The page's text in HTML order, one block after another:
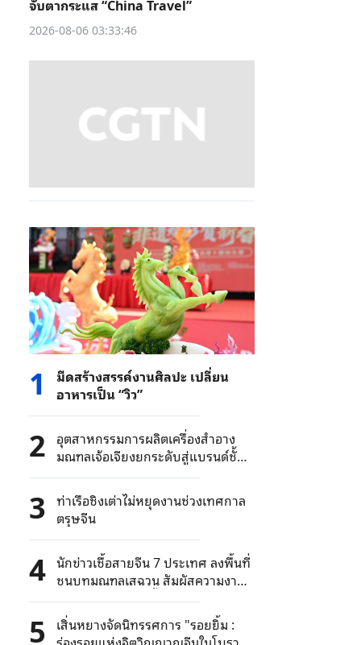
จับตากระแส “China Travel”
2026-08-06 03:33:46
1
มีดสร้างสรรค์งานศิลปะ เปลี่ยน
อาหารเป็น “วิว”
2 อุตสาหกรรมการผลิตเครื่องสำอาง
มณฑลเจ้อเจียงยกระดับสู่แบรนด์ชั้น
นำ
3 ท่าเรือชิงเต่าไม่หยุดงานช่วงเทศกาล
ตรุษจีน
4 นักข่าวเชื้อสายจีน 7 ประเทศ ลงพื้นที่
ชนบทมณฑลเสฉวน สัมผัสความงาม
การย้อมสีผ้าแบบดั้งเดิม
5
เสิ่นหยางจัดนิทรรศการ "รอยยิ้ม :